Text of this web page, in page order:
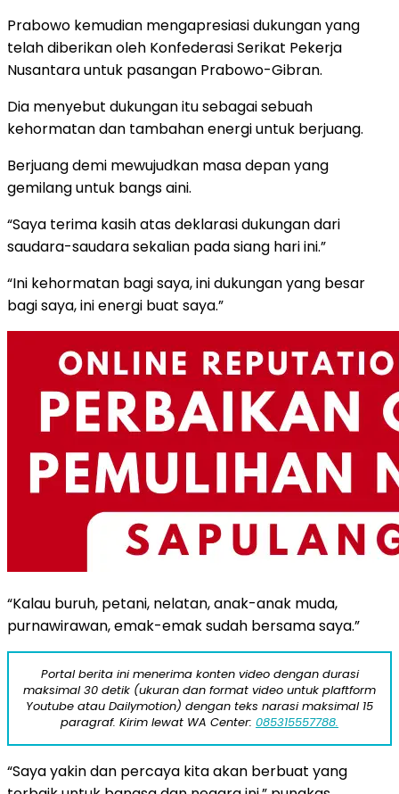
Prabowo kemudian mengapresiasi dukungan yang
telah diberikan oleh Konfederasi Serikat Pekerja
Nusantara untuk pasangan Prabowo-Gibran.
Dia menyebut dukungan itu sebagai sebuah
kehormatan dan tambahan energi untuk berjuang.
Berjuang demi mewujudkan masa depan yang
gemilang untuk bangs aini.
“Saya terima kasih atas deklarasi dukungan dari
saudara-saudara sekalian pada siang hari ini.”
“Ini kehormatan bagi saya, ini dukungan yang besar
bagi saya, ini energi buat saya.”
“Kalau buruh, petani, nelatan, anak-anak muda,
purnawirawan, emak-emak sudah bersama saya.”
Portal berita ini menerima konten video dengan durasi
maksimal 30 detik (ukuran dan format video untuk plaftform
Youtube atau Dailymotion) dengan teks narasi maksimal 15
paragraf. Kirim lewat WA Center: 085315557788.
“Saya yakin dan percaya kita akan berbuat yang